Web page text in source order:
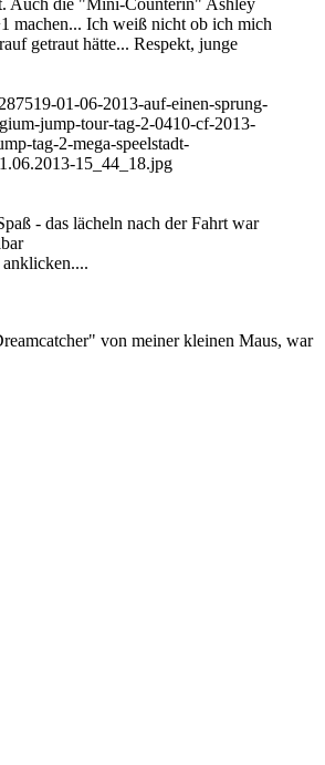
Auch die "Mini-Counterin" Ashley
machen... Ich weiß nicht ob ich mich
getraut hätte... Respekt, junge
- das lächeln nach der Fahrt war
von meiner kleinen Maus, war